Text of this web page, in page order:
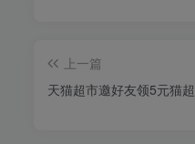
上一篇
天猫超市邀好友领5元猫